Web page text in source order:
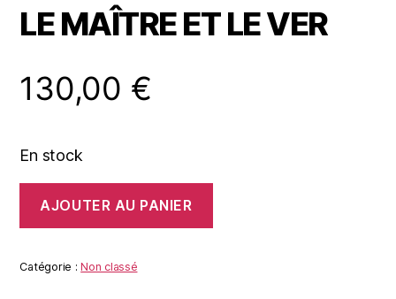
LE MAÎTRE ET LE VER
130,00 €
En stock
LE
ET
AJOUTER AU PANIER
Catégorie :Non classé